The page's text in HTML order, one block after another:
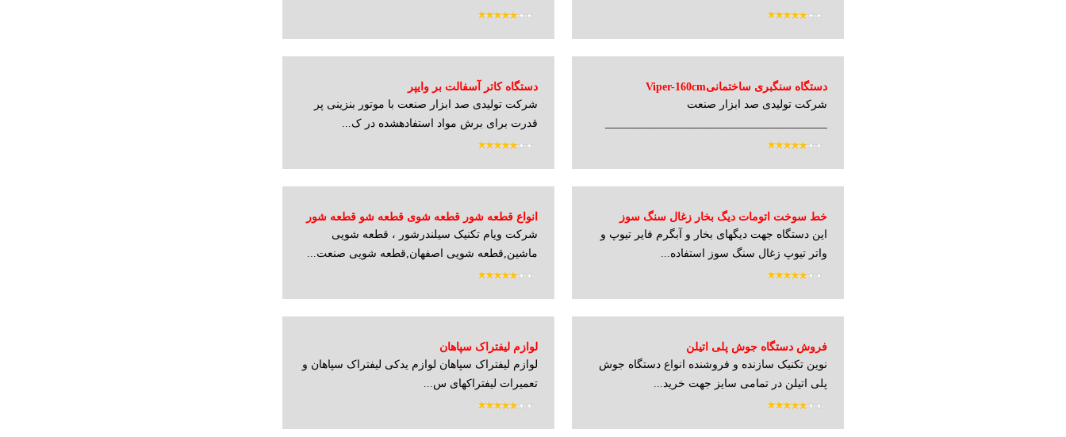
دستگاه سنگبری ساختمانیViper-160cm
شرکت تولیدی صد ابزار صنعت
______...
دستگاه کاتر آسفالت بر وایپر
شرکت تولیدی صد ابزار صنعت با موتور بنزینی پر
قدرت برای برش مواد استفادهشده در ک...
خط سوخت اتومات دیگ بخار زغال سنگ سوز
این دستگاه جهت دیگهای بخار و آبگرم فایر تیوپ و
واتر تیوپ زغال سنگ سوز استفاده...
انواع قطعه شور قطعه شوی قطعه شو قطعه شور
استیل قطعه شور آهنی سرسیلندرشو موتور شو
شرکت ویام تکنیک سیلندرشور ، قطعه شویی
ماشین,قطعه شویی اصفهان,قطعه شویی صنعت...
فروش دستگاه جوش پلی اتیلن
نوین تکنیک سازنده و فروشنده انواع دستگاه جوش
پلی اتیلن در تمامی سایز جهت خرید...
لوازم لیفتراک سپاهان
لوازم لیفتراک سپاهان لوازم یدکی لیفتراک سپاهان و
تعمیرات لیفتراکهای س...